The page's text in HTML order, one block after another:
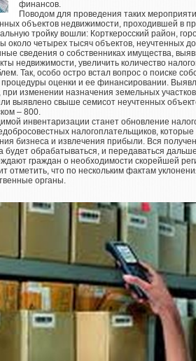
финансов.
Поводом для проведения таких
объектов недвижимости, проходившей в
тройку вошли: Корткеросский район,
около четырех тысяч объектов, неучтенных
сведения о собственниках имущества,
недвижимости, увеличить количество
Так, особо остро встал вопрос о поиске
процедуры оценки и ее финансировании.
при изменении назначения земельных
выявлено свыше семисот неучтенных
– 800.
инвентаризации станет обновление
налогоплательщиков,
бизнеса и извлечения прибыли. Вся
будет обрабатываться, и передаваться
граждан о необходимости скорейшей
отметить, что по нескольким фактам
органы.